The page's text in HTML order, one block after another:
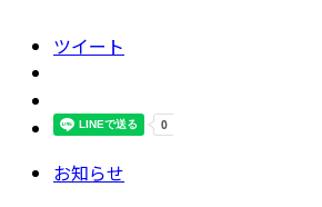
ツイート
お知らせ